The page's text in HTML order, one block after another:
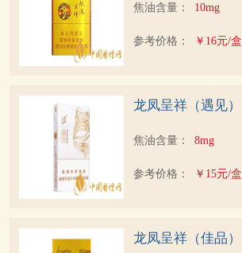
焦油含量： 10mg
参考价格： ￥16元/盒
龙凤呈祥（遇见）
焦油含量： 8mg
参考价格： ￥15元/盒
龙凤呈祥（佳品）